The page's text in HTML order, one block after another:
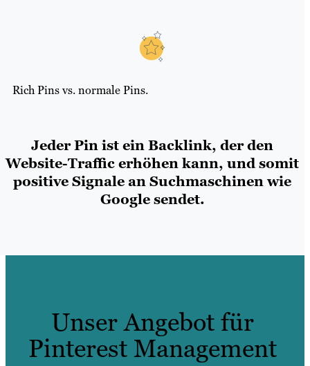
Rich Pins vs. normale Pins.
Jeder Pin ist ein Backlink, der den
Website-Traffic erhöhen kann, und somit
positive Signale an Suchmaschinen wie
Google sendet.
Unser Angebot für
Pinterest Management